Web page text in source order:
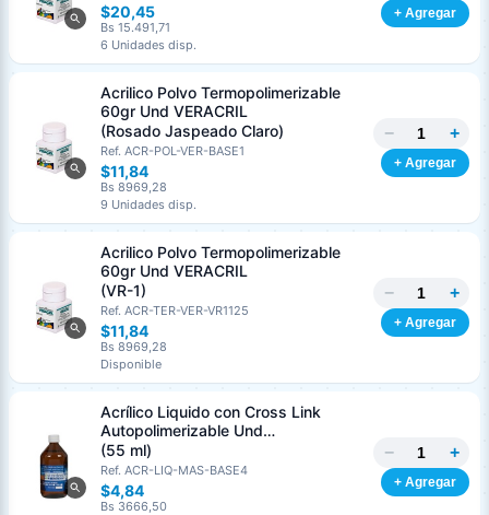
$20,45
Bs 15.491,71
6 Unidades disp.
+ Agregar
Acrilico Polvo Termopolimerizable
60gr Und VERACRIL
(Rosado Jaspeado Claro)
Ref. ACR-POL-VER-BASE1
$11,84
Bs 8969,28
9 Unidades disp.
− +
+ Agregar
Acrilico Polvo Termopolimerizable
60gr Und VERACRIL
(VR-1)
Ref. ACR-TER-VER-VR1125
$11,84
Bs 8969,28
Disponible
− +
+ Agregar
Acrílico Liquido con Cross Link
Autopolimerizable Und
MASTERDENT
(55 ml)
Ref. ACR-LIQ-MAS-BASE4
$4,84
Bs 3666,50
− +
+ Agregar